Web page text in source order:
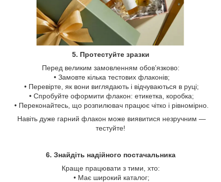
5. Протестуйте зразки
Перед великим замовленням обов’язково:
• Замовте кілька тестових флаконів;
• Перевірте, як вони виглядають і відчуваються в руці;
• Спробуйте оформити флакон: етикетка, коробка;
• Переконайтесь, що розпилювач працює чітко і рівномірно.
Навіть дуже гарний флакон може виявитися незручним —
тестуйте!
6. Знайдіть надійного постачальника
Краще працювати з тими, хто:
• Має широкий каталог;